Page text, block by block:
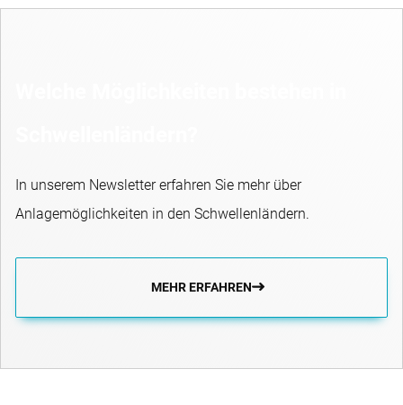
In unserem Newsletter erfahren Sie mehr über
Anlagemöglichkeiten in den Schwellenländern.
MEHR ERFAHREN